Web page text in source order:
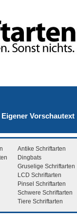
Eigener Vorschautext
Antike Schriftarten
Dingbats
Gruselige Schriftarten
LCD Schriftarten
Pinsel Schriftarten
Schwere Schriftarten
Tiere Schriftarten